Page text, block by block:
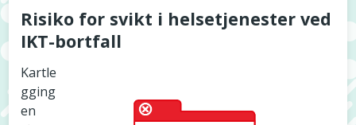
Risiko for svikt i helsetjenester ved
IKT-bortfall
Kartle
gging
en